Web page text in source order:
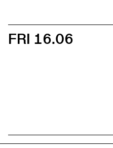
FRI 16.06